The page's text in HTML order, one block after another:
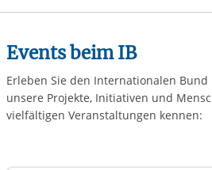
Events beim IB
Erleben Sie den Internationalen
unsere Projekte, Initiativen und
vielfältigen Veranstaltungen kennen: